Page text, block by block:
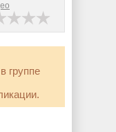
группе